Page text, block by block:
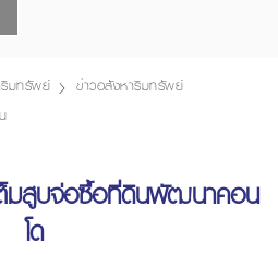
ริมทรัพย์
ข่าวอสังหาริมทรัพย์
มสูบจ่อซื้อที่ดินพัฒนาคอน
โด